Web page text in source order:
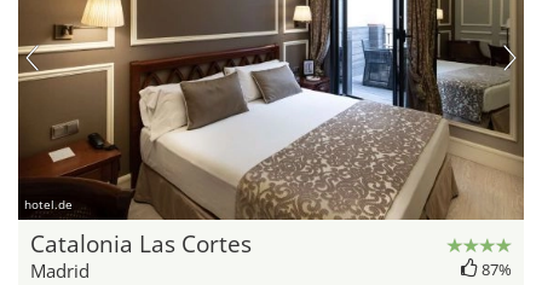
hotel.de
Catalonia Las Cortes
Madrid 87%